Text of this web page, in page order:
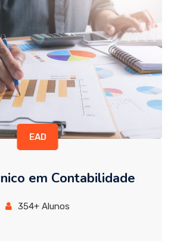
EAD
em Contabilidade
354+ Alunos